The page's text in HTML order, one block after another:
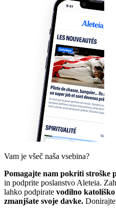
Vam je všeč naša vsebina?
Pomagajte nam pokriti stroške
in podprite poslanstvo Aleteia.
lahko podpirate vodilno
zmanjšate svoje davke.